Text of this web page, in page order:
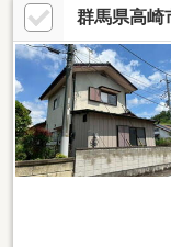
群馬県高崎